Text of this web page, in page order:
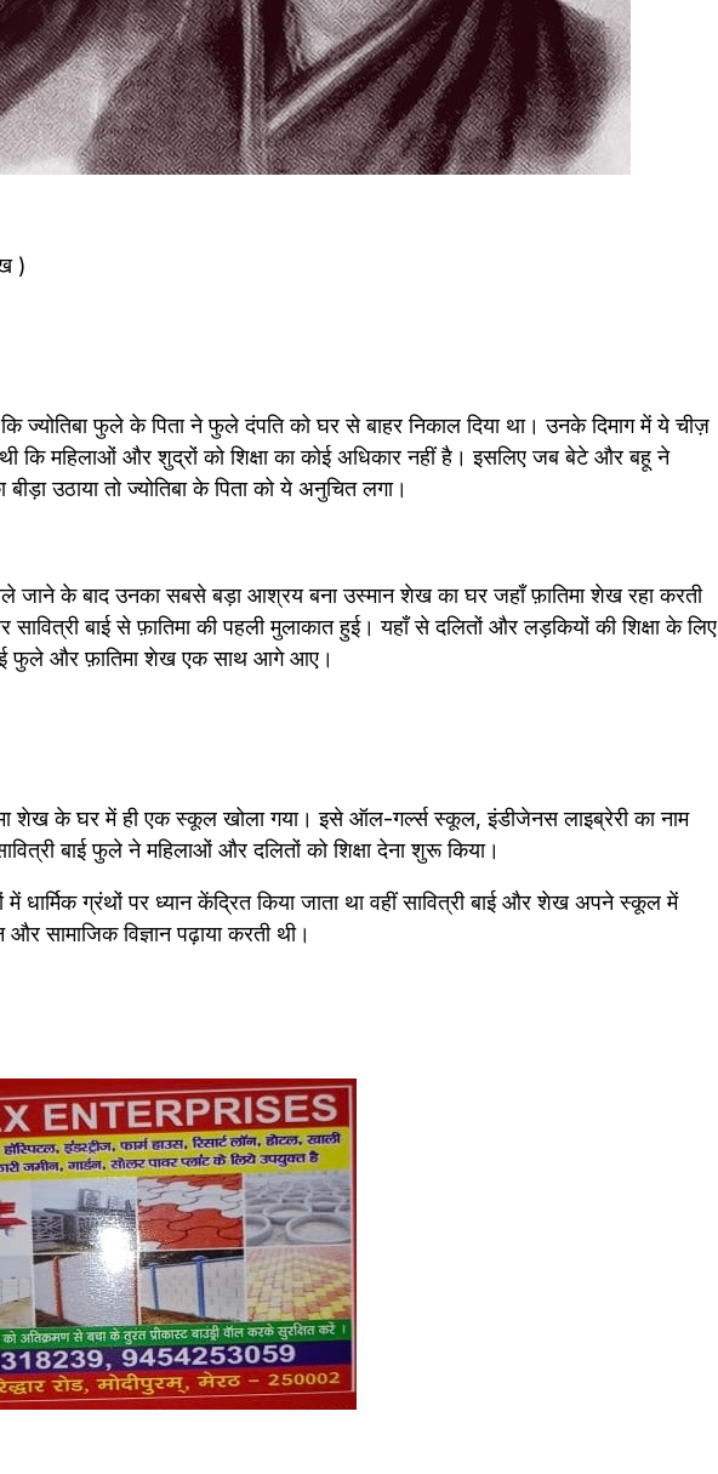
)
ज्योतिबा फुले के पिता ने फुले दंपति को घर से बाहर निकाल दिया था। उनके दिमाग में ये चीज़
कि महिलाओं और शुद्रों को शिक्षा का कोई अधिकार नहीं है। इसलिए जब बेटे और बहू ने
बीड़ा उठाया तो ज्योतिबा के पिता को ये अनुचित लगा।
जाने के बाद उनका सबसे बड़ा आश्रय बना उस्मान शेख का घर जहाँ फ़ातिमा शेख रहा करती
बाई से फ़ातिमा की पहली मुलाकात हुई। यहाँ से दलितों और लड़कियों की शिक्षा के लिए
फुले और फ़ातिमा शेख एक साथ आगे आए।
बाई फुले ने महिलाओं और दलितों को शिक्षा देना शुरू किया।
ग्रंथों पर ध्यान केंद्रित किया जाता था वहीं सावित्री बाई और शेख अपने स्कूल में
और सामाजिक विज्ञान पढ़ाया करती थी।